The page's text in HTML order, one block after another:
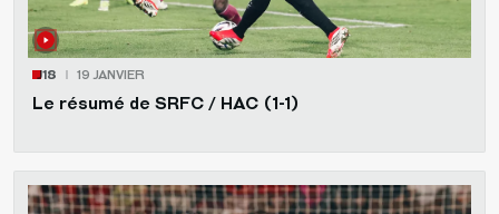
J18 19 JANVIER
Le résumé de SRFC / HAC (1-1)